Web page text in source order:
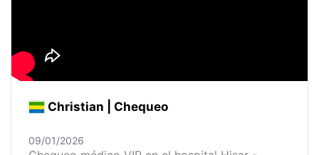
Christian | Chequeo
09/01/2026